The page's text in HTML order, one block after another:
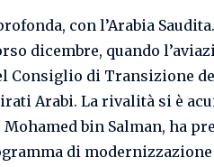
con l’Arabia
dicembre, quando
Consiglio di Transizione del
Arabi. La rivalità si è
bin Salman, ha
di